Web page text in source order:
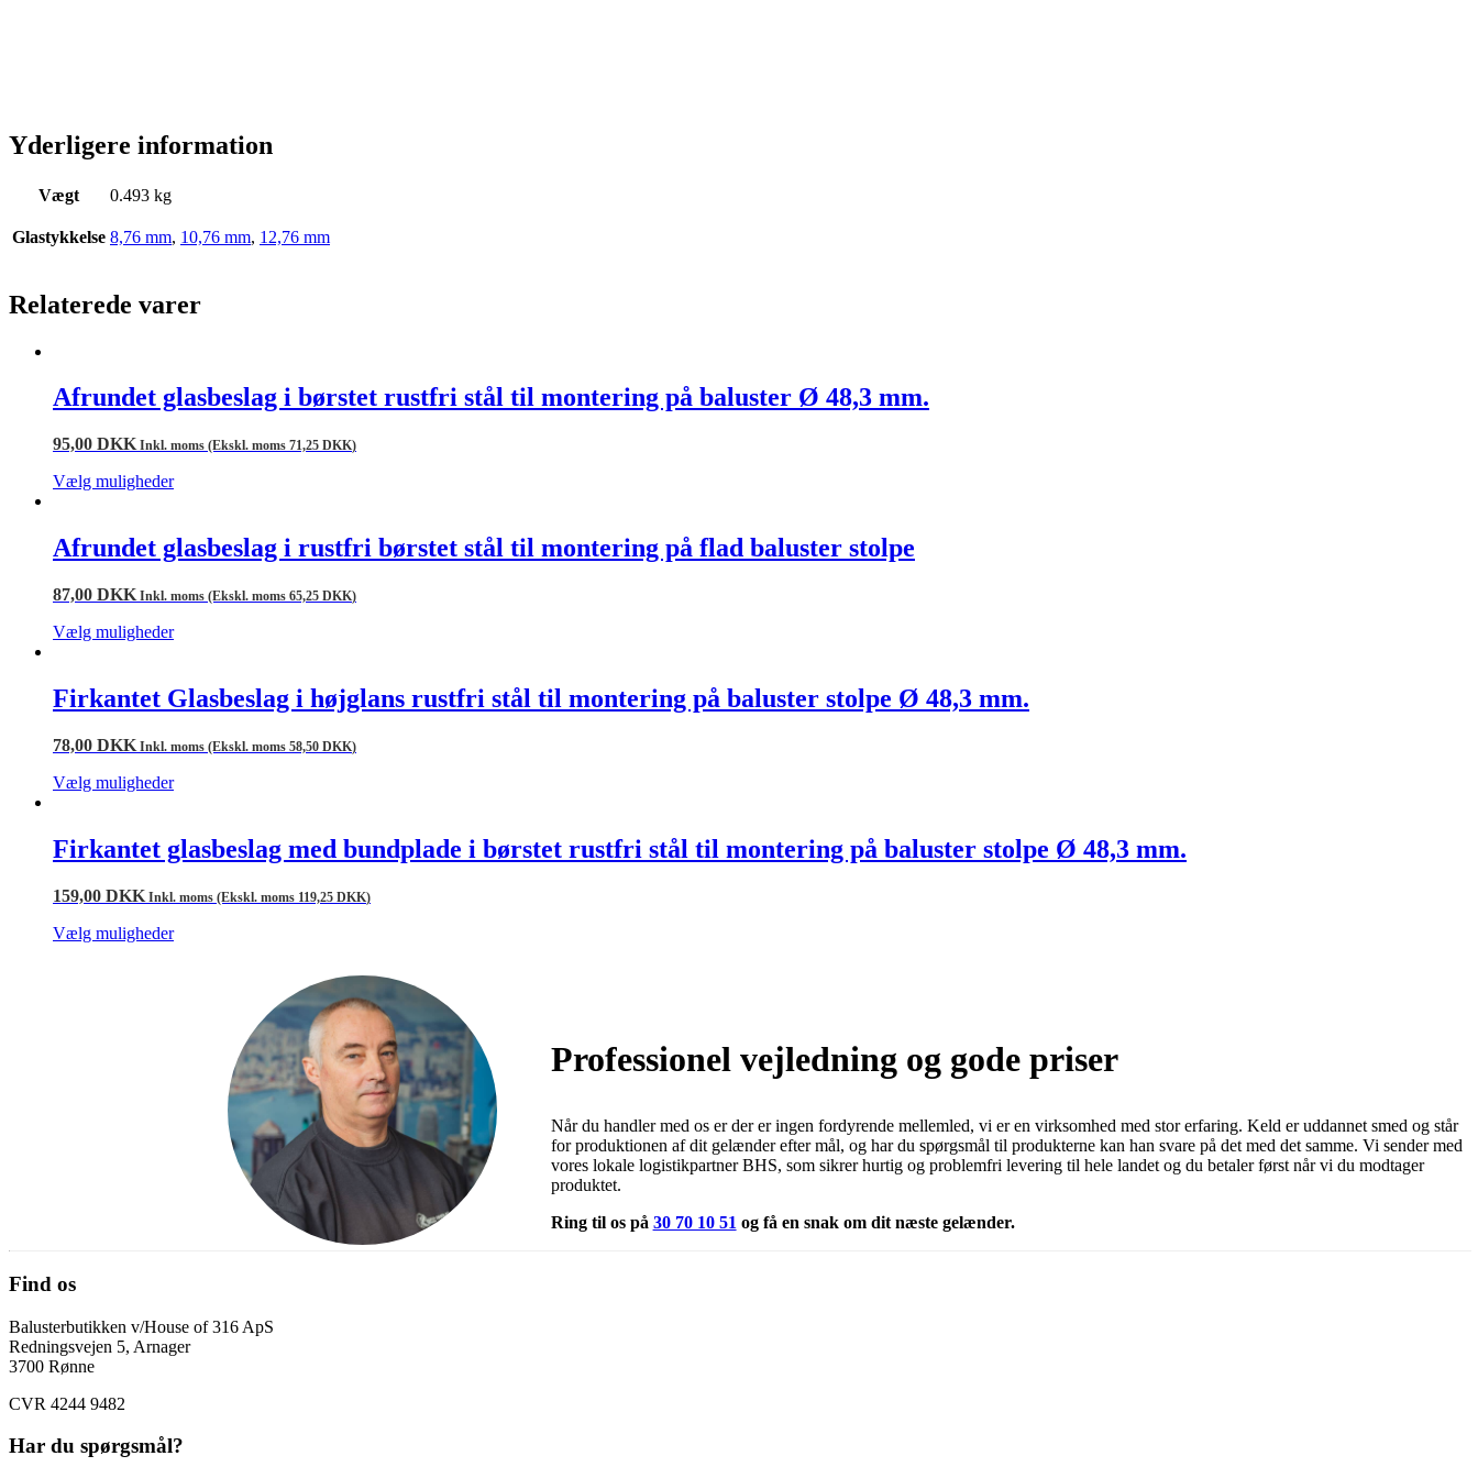
Yderligere information
Vægt 0.493 kg
Glastykkelse 8,76 mm, 10,76 mm, 12,76 mm
Relaterede varer
Afrundet glasbeslag i børstet rustfri stål til montering på baluster Ø 48,3 mm.
95,00 DKKInkl. moms (Ekskl. moms 71,25 DKK)
Vælg muligheder
Afrundet glasbeslag i rustfri børstet stål til montering på flad baluster stolpe
87,00 DKKInkl. moms (Ekskl. moms 65,25 DKK)
Vælg muligheder
Firkantet Glasbeslag i højglans rustfri stål til montering på baluster stolpe Ø 48,3 mm.
78,00 DKKInkl. moms (Ekskl. moms 58,50 DKK)
Vælg muligheder
Firkantet glasbeslag med bundplade i børstet rustfri stål til montering på baluster stolpe Ø 48,3 mm.
159,00 DKKInkl. moms (Ekskl. moms 119,25 DKK)
Vælg muligheder
Professionel vejledning og gode priser
Når du handler med os er der er ingen fordyrende mellemled, vi er en virksomhed med stor erfaring. Keld er uddannet smed og står
for produktionen af dit gelænder efter mål, og har du spørgsmål til produkterne kan han svare på det med det samme. Vi sender med
vores lokale logistikpartner BHS, som sikrer hurtig og problemfri levering til hele landet og du betaler først når vi du modtager
produktet.
Ring til os på 30 70 10 51 og få en snak om dit næste gelænder.
Find os
Balusterbutikken v/House of 316 ApS
Redningsvejen 5, Arnager
3700 Rønne
CVR 4244 9482
Har du spørgsmål?